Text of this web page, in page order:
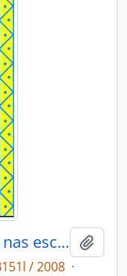
Ler e escrever alfabetização nas escolas Kiriri e Kaimbé
/ 2008 ·